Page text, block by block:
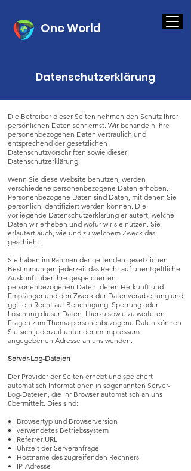
One World
Die Betreiber dieser Seiten nehmen den Schutz Ihrer
persönlichen Daten sehr ernst. Wir behandeln Ihre
personenbezogenen Daten vertraulich und
entsprechend der gesetzlichen
Datenschutzvorschriften sowie dieser
Datenschutzerklärung.
Wenn Sie diese Website benutzen, werden
verschiedene personenbezogene Daten erhoben.
Personenbezogene Daten sind Daten, mit denen Sie
persönlich identifiziert werden können. Die
vorliegende Datenschutzerklärung erläutert, welche
Daten wir erheben und wofür wir sie nutzen. Sie
erläutert auch, wie und zu welchem Zweck das
geschieht.
Sie haben im Rahmen der geltenden gesetzlichen
Bestimmungen jederzeit das Recht auf unentgeltliche
Auskunft über Ihre gespeicherten
personenbezogenen Daten, deren Herkunft und
Empfänger und den Zweck der Datenverarbeitung und
ggf. ein Recht auf Berichtigung, Sperrung oder
Löschung dieser Daten. Hierzu sowie zu weiteren
Fragen zum Thema personenbezogene Daten können
Sie sich jederzeit unter der im Impressum
angegebenen Adresse an uns wenden.
Server-Log-Dateien
Der Provider der Seiten erhebt und speichert
automatisch Informationen in sogenannten Server-
Log-Dateien, die Ihr Browser automatisch an uns
übermittelt. Dies sind:
• Browsertyp und Browserversion
• verwendetes Betriebssystem
• Referrer URL
• Uhrzeit der Serveranfrage
• Hostname des zugreifenden Rechners
• IP-Adresse
Datenschutzerklärung